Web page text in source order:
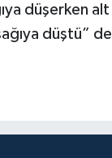
düşerken
düştü”